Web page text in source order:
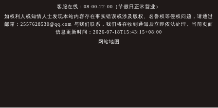
客服在线：08:00-22:00（节假日正常营业）
如权利人或知情人士发现本站内容存在事实错误或涉及版权、名誉权等侵权问题，请通过
邮箱：2557628530@qq.com 与我们联系，我们将在收到通知后立即依法处理。当前页面
信息更新时间：2026-07-18T15:43:15+08:00
网站地图